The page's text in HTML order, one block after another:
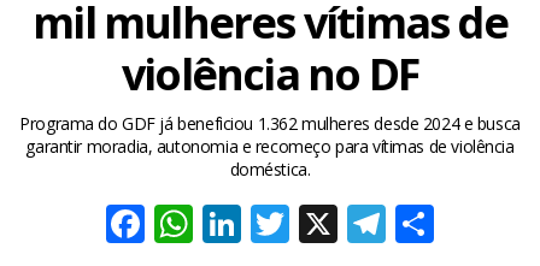
mil mulheres vítimas de
violência no DF
Programa do GDF já beneficiou 1.362 mulheres desde 2024 e busca
garantir moradia, autonomia e recomeço para vítimas de violência
doméstica.
Facebook
WhatsApp
LinkedIn
Twitter
X